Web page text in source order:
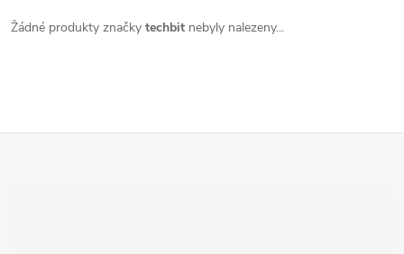
Žádné produkty značky techbit nebyly nalezeny...